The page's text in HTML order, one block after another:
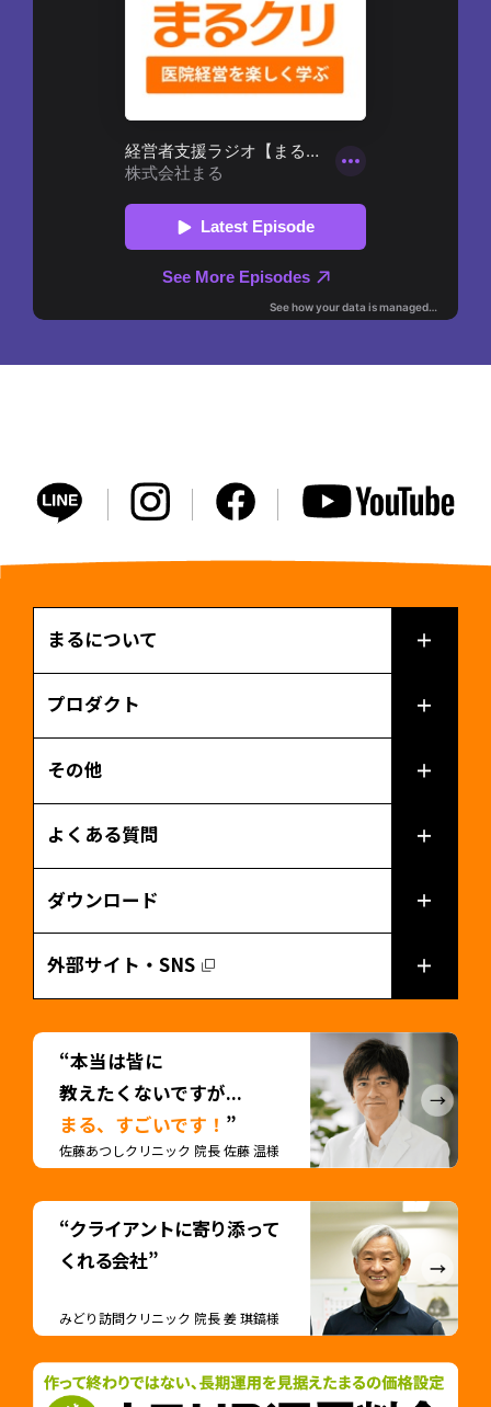
まるについて
プロダクト
その他
よくある質問
ダウンロード
外部サイト・SNS
“本当は皆に
教えたくないですが...
まる、すごいです！ ”
佐藤あつしクリニック 院長 佐藤 温様
“クライアントに寄り添って
くれる会社”
みどり訪問クリニック 院長 姜 琪鎬様